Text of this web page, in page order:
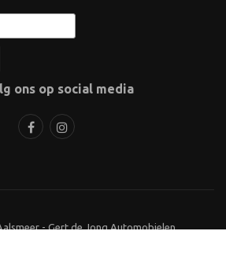
ons op social media
- Gert de Jong Automobielen